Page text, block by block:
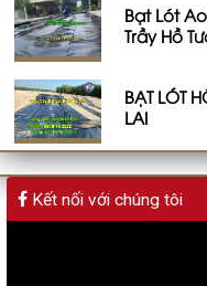
Bạt Lót
Trầy Hồ
BẠT LÓT
LAI
Kết nối với chúng tôi